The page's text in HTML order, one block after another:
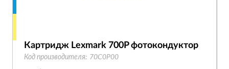
Картридж Lexmark 700P фотокондуктор
Код производителя: 70C0P00